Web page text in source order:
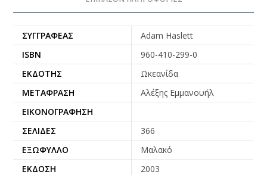
ΣΥΓΓΡΑΦΈΑΣ
Adam Haslett
ISBN
960-410-299-0
ΕΚΔΌΤΗΣ
Ωκεανίδα
ΜΕΤΆΦΡΑΣΗ
Αλέξης Εμμανουήλ
ΕΙΚΟΝΟΓΡΆΦΗΣΗ
ΣΕΛΊΔΕΣ
366
ΕΞΏΦΥΛΛΟ
Μαλακό
ΈΚΔΟΣΗ
2003